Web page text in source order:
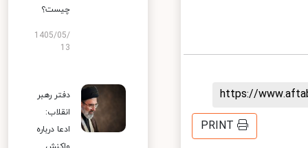
https://
PRINT
چیست؟
1405/05/
13
دفتر رهبر
انقلاب:
ادعا درباره